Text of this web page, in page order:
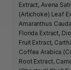
Extract, Avena
(Artichoke) Leaf
Amaranthus
Florida Extract,
Fruit Extract,
Coffea Arabica
Root Extract,